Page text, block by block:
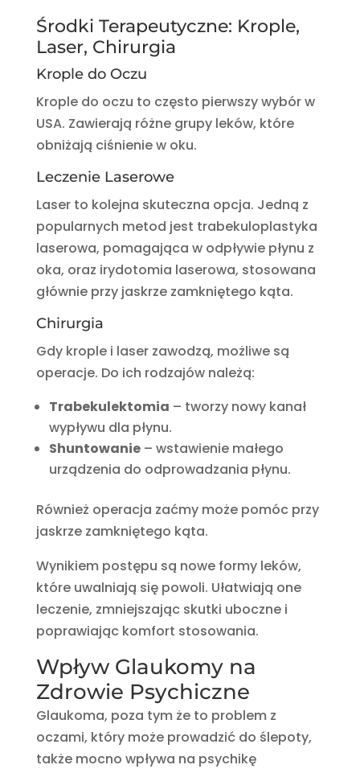
Środki Terapeutyczne: Krople,
Laser, Chirurgia
Krople do Oczu
Krople do oczu to często pierwszy wybór w
USA. Zawierają różne grupy leków, które
obniżają ciśnienie w oku.
Leczenie Laserowe
Laser to kolejna skuteczna opcja. Jedną z
popularnych metod jest trabekuloplastyka
laserowa, pomagająca w odpływie płynu z
oka, oraz irydotomia laserowa, stosowana
głównie przy jaskrze zamkniętego kąta.
Chirurgia
Gdy krople i laser zawodzą, możliwe są
operacje. Do ich rodzajów należą:
Trabekulektomia – tworzy nowy kanał
wypływu dla płynu.
Shuntowanie– wstawienie małego
urządzenia do odprowadzania płynu.
Również operacja zaćmy może pomóc przy
jaskrze zamkniętego kąta.
Wynikiem postępu są nowe formy leków,
które uwalniają się powoli. Ułatwiają one
leczenie, zmniejszając skutki uboczne i
poprawiając komfort stosowania.
Wpływ Glaukomy na
Zdrowie Psychiczne
Glaukoma, poza tym że to problem z
oczami, który może prowadzić do ślepoty,
także mocno wpływa na psychikę